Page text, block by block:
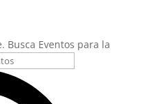
Busca Eventos para la